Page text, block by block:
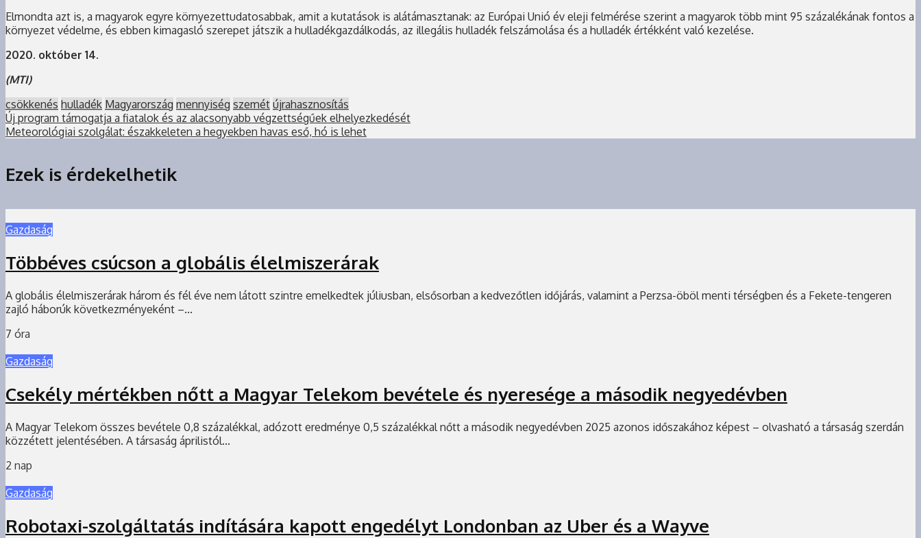
Elmondta azt is, a magyarok egyre környezettudatosabbak, amit a kutatások is alátámasztanak: az Európai Unió év eleji felmérése szerint a magyarok több mint 95 százalékának fontos a
környezet védelme, és ebben kimagasló szerepet játszik a hulladékgazdálkodás, az illegális hulladék felszámolása és a hulladék értékként való kezelése.
2020. október 14.
(MTI)
csökkenés hulladék Magyarország mennyiség szemét újrahasznosítás
Új program támogatja a fiatalok és az alacsonyabb végzettségűek elhelyezkedését
Meteorológiai szolgálat: északkeleten a hegyekben havas eső, hó is lehet
Ezek is érdekelhetik
Gazdaság
Többéves csúcson a globális élelmiszerárak
A globális élelmiszerárak három és fél éve nem látott szintre emelkedtek júliusban, elsősorban a kedvezőtlen időjárás, valamint a Perzsa-öböl menti térségben és a Fekete-tengeren
zajló háborúk következményeként –...
7 óra
Gazdaság
Csekély mértékben nőtt a Magyar Telekom bevétele és nyeresége a második negyedévben
A Magyar Telekom összes bevétele 0,8 százalékkal, adózott eredménye 0,5 százalékkal nőtt a második negyedévben 2025 azonos időszakához képest – olvasható a társaság szerdán
közzétett jelentésében. A társaság áprilistól...
2 nap
Gazdaság
Robotaxi-szolgáltatás indítására kapott engedélyt Londonban az Uber és a Wayve